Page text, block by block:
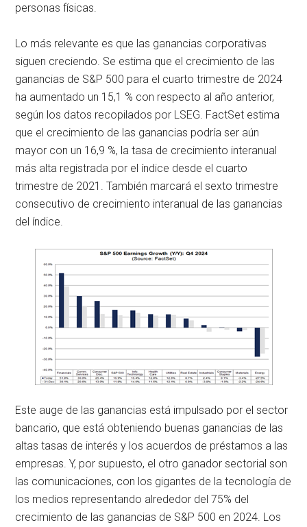
personas físicas.
Lo más relevante es que las ganancias corporativas
siguen creciendo. Se estima que el crecimiento de las
ganancias de S&P 500 para el cuarto trimestre de 2024
ha aumentado un 15,1 % con respecto al año anterior,
según los datos recopilados por LSEG. FactSet estima
que el crecimiento de las ganancias podría ser aún
mayor con un 16,9 %, la tasa de crecimiento interanual
más alta registrada por el índice desde el cuarto
trimestre de 2021. También marcará el sexto trimestre
consecutivo de crecimiento interanual de las ganancias
del índice.
Este auge de las ganancias está impulsado por el sector
bancario, que está obteniendo buenas ganancias de las
altas tasas de interés y los acuerdos de préstamos a las
empresas. Y, por supuesto, el otro ganador sectorial son
las comunicaciones, con los gigantes de la tecnología de
los medios representando alrededor del 75% del
crecimiento de las ganancias de S&P 500 en 2024. Los